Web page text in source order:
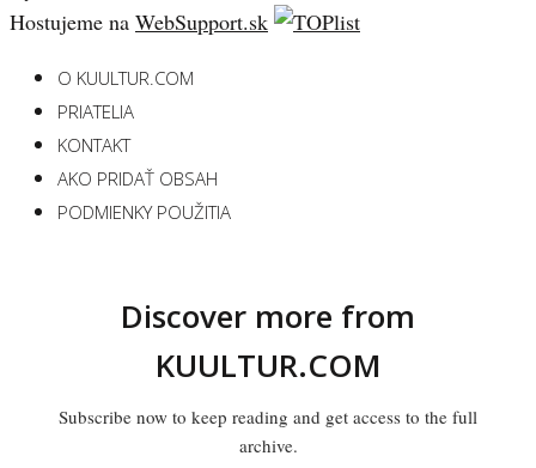
Hostujeme na WebSupport.sk
O KUULTUR.COM
PRIATELIA
KONTAKT
AKO PRIDAŤ OBSAH
PODMIENKY POUŽITIA
Discover more from
KUULTUR.COM
Subscribe now to keep reading and get access to the full
archive.